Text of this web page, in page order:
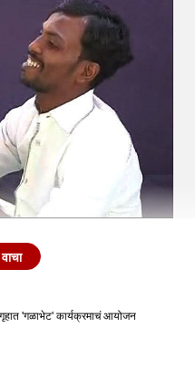
'गळाभेट' कार्यक्रमाचं आयोजन